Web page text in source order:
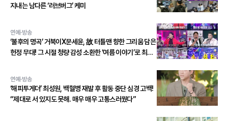
지내는 남다른 ‘러브버그’ 케미
연예·방송
‘불후의 명곡’ 거북이X문세윤, 故 터틀맨 향한 그리움 담은
헌정 무대! 그 시절 청량 감성 소환한 ‘여름 이야기’로 최종
연예·방송
‘해피투게더’ 최성원, 백혈병 재발 후 활동 중단 심경 고백!
“제대로 서 있지도 못해. 매우 매우 고통스러웠다”